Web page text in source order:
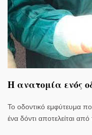
Η ανατομία ενός
Το οδοντικό εμφύτευμα
ένα δόντι αποτελείται από